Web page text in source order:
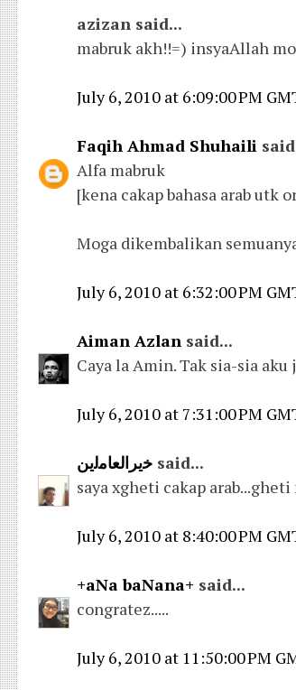
azizan said...
mabruk akh!!=) insyaAllah
July 6, 2010 at 6:09:00 PM
Faqih Ahmad Shuhaili
Alfa mabruk
[kena cakap bahasa arab utk
Moga dikembalikan
July 6, 2010 at 6:32:00 PM
Aiman Azlan said...
Caya la Amin. Tak sia-sia
July 6, 2010 at 7:31:00 PM
ﺧﻳﺮﺍﻟﻌﺎﻣﻟﻳﻦ said...
saya xgheti cakap
July 6, 2010 at 8:40:00 PM
+aNa baNana+ said...
congratez.....
July 6, 2010 at 11:50:00 PM